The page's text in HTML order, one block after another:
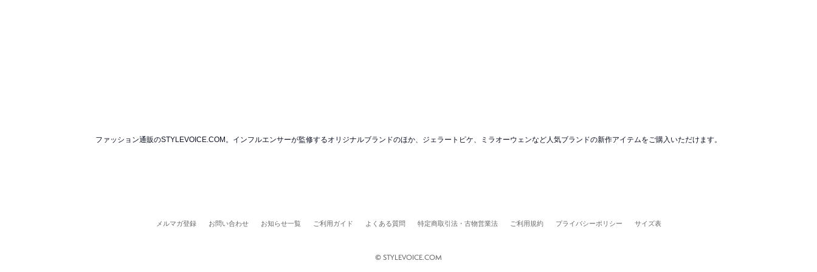
ファッション通販のSTYLEVOICE.COM。インフルエンサーが監修するオリジナルブランドのほか、ジェラートピケ、ミラオーウェンなど人気ブランドの新作アイテムをご購入いただけます。
メルマガ登録 お問い合わせ お知らせ一覧 ご利用ガイド よくある質問 特定商取引法・古物営業法 ご利用規約 プライバシーポリシー サイズ表
© STYLEVOICE.COM